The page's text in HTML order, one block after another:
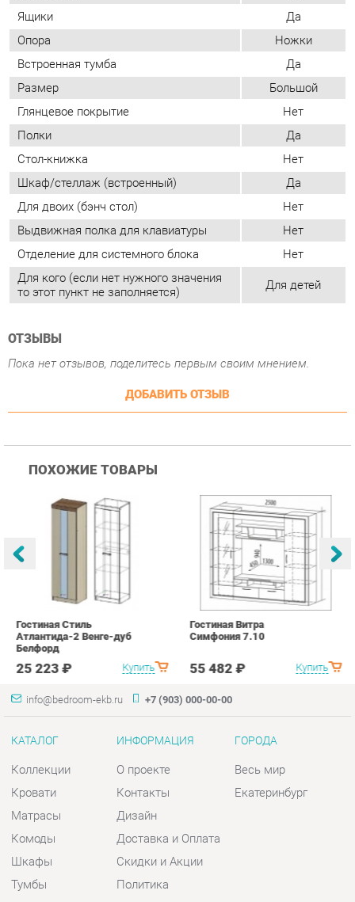
Глянцевое покрытие
Нет
Полки
Да
Стол-книжка
Нет
Шкаф/стеллаж (встроенный)
Да
Для двоих (бэнч стол)
Нет
Выдвижная полка для клавиатуры
Нет
Отделение для системного блока
Нет
Для кого (если нет нужного значения
то этот пункт не заполняется) Для детей
ОТЗЫВЫ
Пока нет отзывов, поделитесь первым своим мнением.
ДОБАВИТЬ ОТЗЫВ
ПОХОЖИЕ ТОВАРЫ
Купить
Гостиная Стиль
25 223 ₽ Купить
Гостиная Витра
Симфония 7.10
55 482 ₽
+7 (903) 000-00-00
КАТАЛОГ
Коллекции
Кровати
Матрасы
Комоды
Шкафы
Столы
Мягкая мебель
Комплектующие
О проекте
Контакты
Дизайн
Доставка и Оплата
Скидки и Акции
Гарантия
Помощь
ГОРОДА
Екатеринбург
КОНТАКТЫ